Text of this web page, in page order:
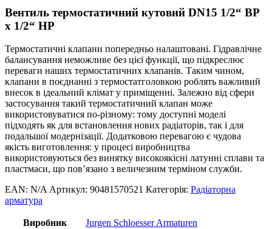
quantity
Вентиль термостатичний кутовий DN15 1/2“ ВР
x 1/2“ НР
Термостатичні клапани попередньо налаштовані. Гідравлічне
балансування неможливе без цієї функції, що підкреслює
переваги наших термостатичних клапанів. Таким чином,
клапани в поєднанні з термостатголовкою роблять важливий
внесок в ідеальний клімат у приміщенні. Залежно від сфери
застосування такий термостатичний клапан може
використовуватися по-різному: тому доступні моделі
підходять як для встановлення нових радіаторів, так і для
подальшої модернізації. Додатковою перевагою є чудова
якість виготовлення: у процесі виробництва
використовуються без винятку високоякісні латунні сплави та
пластмаси, що пов’язано з величезним терміном служби.
EAN: N/A Артикул: 90481570521 Категорія: Радіаторна
арматура
Виробник Jurgen Schloesser Armaturen